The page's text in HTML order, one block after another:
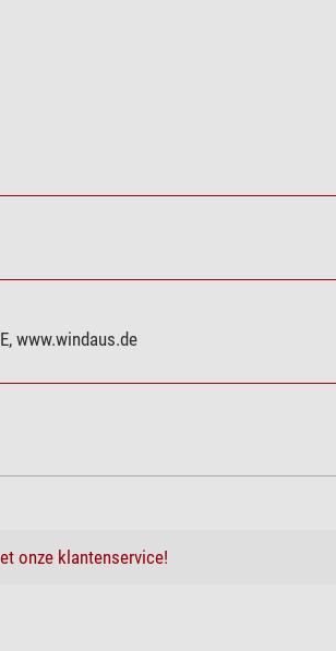
www.windaus.de
onze klantenservice!